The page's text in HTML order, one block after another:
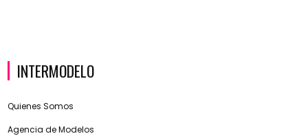
INTERMODELO
Quienes Somos
Agencia de Modelos